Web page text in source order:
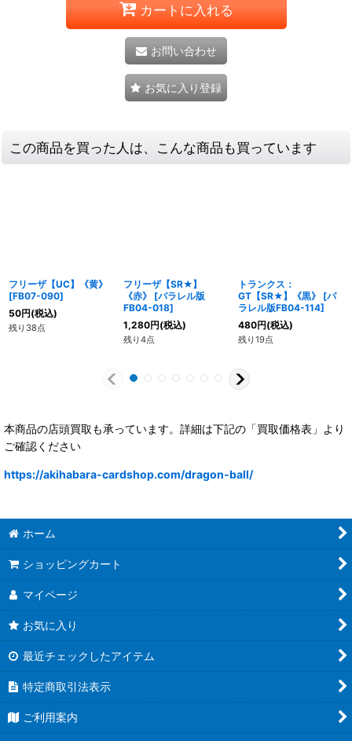
カートに入れる
お問い合わせ
お気に入り登録
この商品を買った人は、こんな商品も買っています
フリーザ【UC】《黄》
[FB07-090]
50円(税込)
残り38点
フリーザ【SR★】
《赤》
[パラレル版
FB04-018]
1,280円(税込)
残り4点
トランクス：
GT【SR★】《黒》
[パ
ラレル版FB04-114]
480円(税込)
残り19点
本商品の店頭買取も承っています。詳細は下記の「買取価格表」より
ご確認ください
https://akihabara-cardshop.com/dragon-ball/
ホーム
ショッピングカート
マイページ
お気に入り
最近チェックしたアイテム
特定商取引法表示
ご利用案内